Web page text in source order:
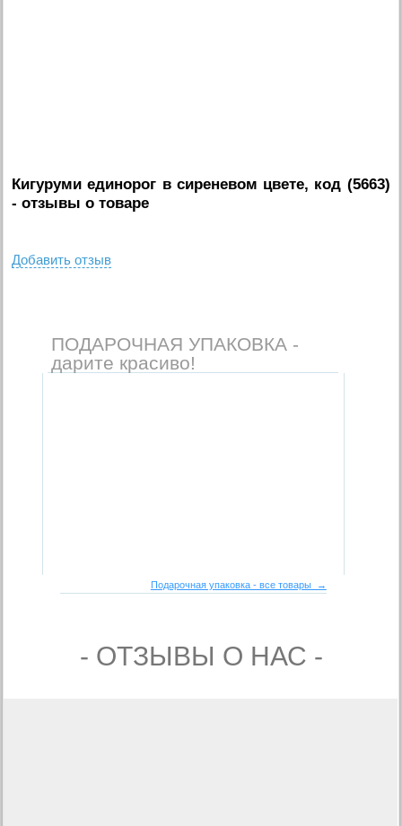
Кигуруми единорог в сиреневом цвете, код (5663)
- отзывы о товаре
Добавить отзыв
ПОДАРОЧНАЯ УПАКОВКА -
дарите красиво!
Подарочная упаковка - все товары →
- ОТЗЫВЫ О НАС -